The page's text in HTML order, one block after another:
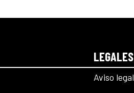
LEGALES
Aviso legal